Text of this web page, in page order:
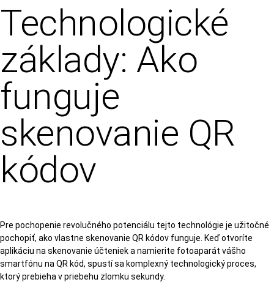
Technologické
základy: Ako
funguje
skenovanie QR
kódov
Pre pochopenie revolučného potenciálu tejto technológie je užitočné
pochopiť, ako vlastne skenovanie QR kódov funguje. Keď otvoríte
aplikáciu na skenovanie účteniek a namierite fotoaparát vášho
smartfónu na QR kód, spustí sa komplexný technologický proces,
ktorý prebieha v priebehu zlomku sekundy.